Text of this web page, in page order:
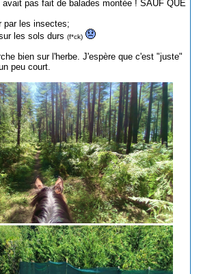
pas fait de balades montée ! SAUF QUE
par les insectes;
les sols durs (f*ck)
bien sur l'herbe. J'espère que c'est "juste"
peu court.